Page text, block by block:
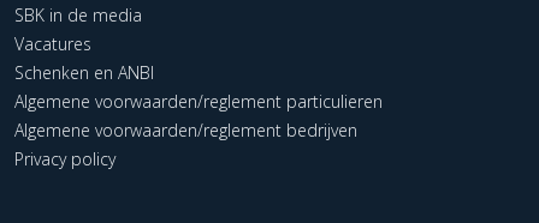
SBK in de media
Vacatures
Schenken en ANBI
Algemene voorwaarden/reglement particulieren
Algemene voorwaarden/reglement bedrijven
Privacy policy